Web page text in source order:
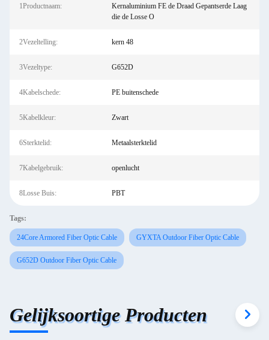
1Productnaam:
Kernaluminium FE de Draad Gepantserde Laag
die de Losse O
2Vezeltelling: kern 48
3Vezeltype: G652D
4Kabelschede: PE buitenschede
5Kabelkleur: Zwart
6Sterktelid: Metaalsterktelid
7Kabelgebruik: openlucht
8Losse Buis: PBT
Tags:
24Core Armored Fiber Optic Cable GYXTA Outdoor Fiber Optic Cable
G652D Outdoor Fiber Optic Cable
Gelijksoortige Producten